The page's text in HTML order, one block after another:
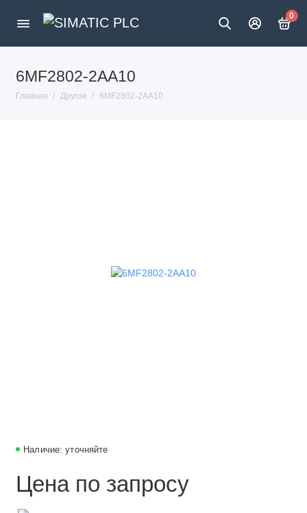
0
6MF2802-2AA10
Главная Другое 6MF2802-2AA10
Наличие: уточняйте
Цена по запросу